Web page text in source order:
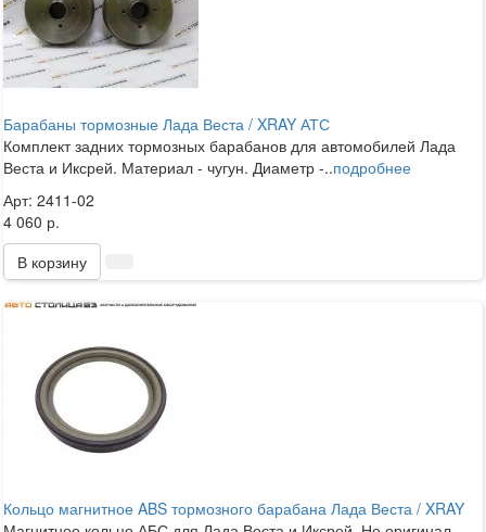
Барабаны тормозные Лада Веста / XRAY АТС
Комплект задних тормозных барабанов для автомобилей Лада
Веста и Иксрей. Материал - чугун. Диаметр -..подробнее
Арт: 2411-02
4 060 р.
В корзину
Кольцо магнитное ABS тормозного барабана Лада Веста / XRAY